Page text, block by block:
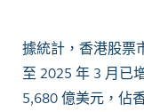
據統計，香港股票
至 2025 年 3 月已
5,680 億美元，佔